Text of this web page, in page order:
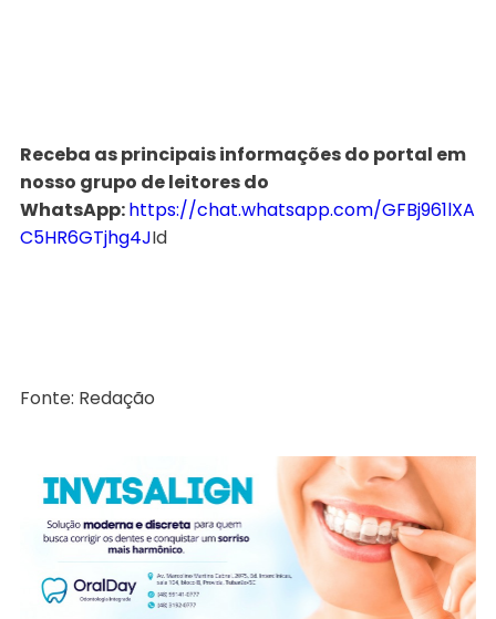
Receba as principais informações do portal em
nosso grupo de leitores do
WhatsApp:https://chat.whatsapp.com/GFBj961lXA
C5HR6GTjhg4JId
Fonte: Redação